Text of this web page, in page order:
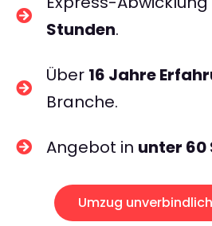
Stunden.
Über 16 Jahre
Branche.
Angebot in unter 60
Umzug